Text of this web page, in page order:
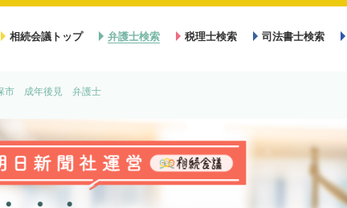
相続会議トップ 弁護士検索 税理士検索 司法書士検索
市 成年後見 弁護士